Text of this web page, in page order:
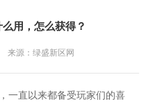
用，怎么获得？
来源：绿盛新区网
一直以来都备受玩家们的喜